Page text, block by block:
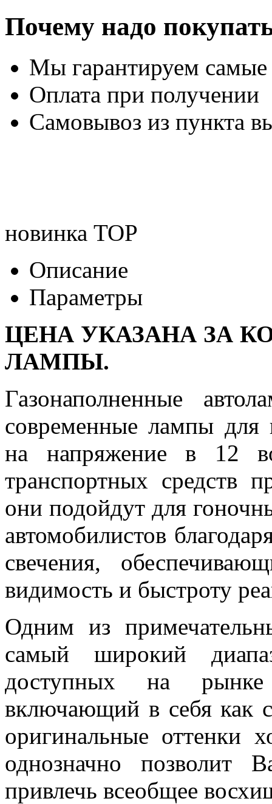
Почему надо
Мы гарантируем
Оплата при получении
Самовывоз из пункта
новинка TOP
Описание
Параметры
ЦЕНА УКАЗАНА ЗА
ЛАМПЫ.
Газонаполненные
современные лампы для
на напряжение в 12
транспортных средств
они подойдут для
автомобилистов
свечения,
видимость и быстроту
Одним из
самый широкий
доступных на рынке
включающий в себя как
оригинальные оттенки
однозначно позволит
привлечь всеобщее